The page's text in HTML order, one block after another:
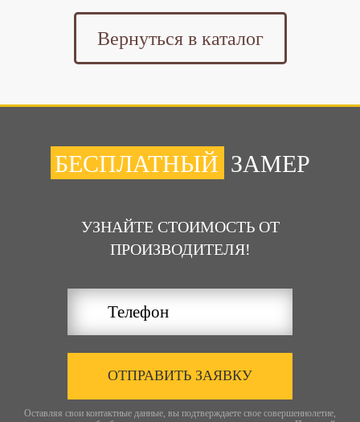
Вернуться в каталог
БЕСПЛАТНЫЙ ЗАМЕР
УЗНАЙТЕ СТОИМОСТЬ ОТ
ПРОИЗВОДИТЕЛЯ!
ОТПРАВИТЬ ЗАЯВКУ
Оставляя свои контактные данные, вы подтверждаете свое совершеннолетие,